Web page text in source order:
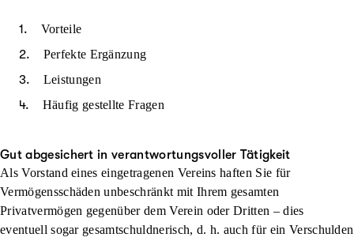
Vorteile
Perfekte Ergänzung
Leistungen
Häufig gestellte Fragen
Gut abgesichert in verantwortungsvoller Tätigkeit
Als Vorstand eines eingetragenen Vereins haften Sie für
Vermögensschäden unbeschränkt mit Ihrem gesamten
Privatvermögen gegenüber dem Verein oder Dritten – dies
eventuell sogar gesamtschuldnerisch, d. h. auch für ein Verschulden